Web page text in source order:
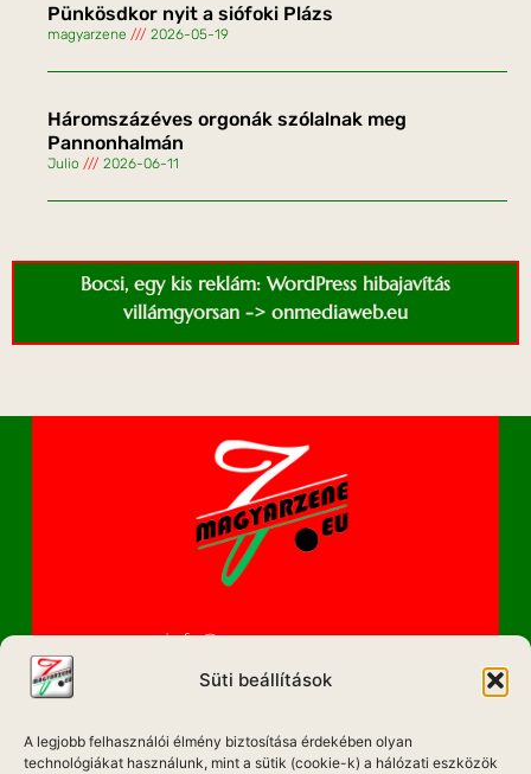
Süti beállítások
A legjobb felhasználói élmény biztosítása érdekében olyan
technológiákat használunk, mint a sütik (cookie-k) a hálózati eszközök
Pünkösdkor nyit a siófoki Plázs
magyarzene 2026-05-19
Háromszázéves orgonák szólalnak meg
Pannonhalmán
Julio 2026-06-11
Bocsi, egy kis reklám: WordPress hibajavítás
villámgyorsan -> onmediaweb.eu
info@magyarzene.eu
IMPRESSZUM